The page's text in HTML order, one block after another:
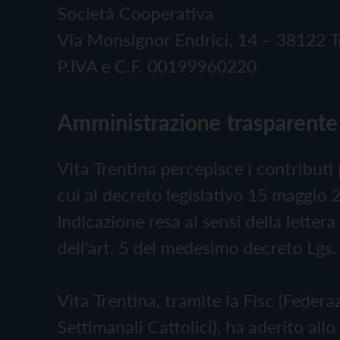
Società Cooperativa
Via Monsignor Endrici, 14 – 38122
P.IVA e C.F. 00199960220
Amministrazione trasparente
Vita Trentina percepisce i
cui al decreto legislativo 15 maggio
Indicazione resa ai sensi della
dell'art. 5 del medesimo decreto Lgs.
Vita Trentina, tramite la Fisc
Settimanali Cattolici), ha aderito